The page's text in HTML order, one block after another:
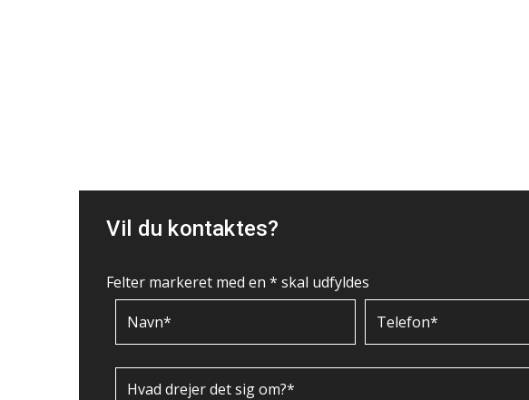
Vil du kontaktes?
Felter markeret med en * skal udfyldes